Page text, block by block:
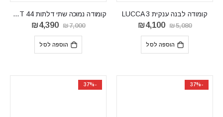
קומודה לבנה ענקית LUCCA 3
₪5,080
המחיר
היה:
₪5,080.
₪4,100
הוספה לסל
קומודה נמוכה שתי דלתות VELVET 44
₪7,000
המחיר
היה:
₪7,000.
₪4,390
הוספה לסל
-37%
-37%